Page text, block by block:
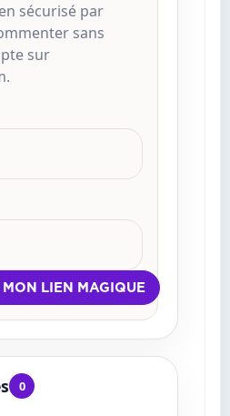
sécurisé par
sans
sur
0